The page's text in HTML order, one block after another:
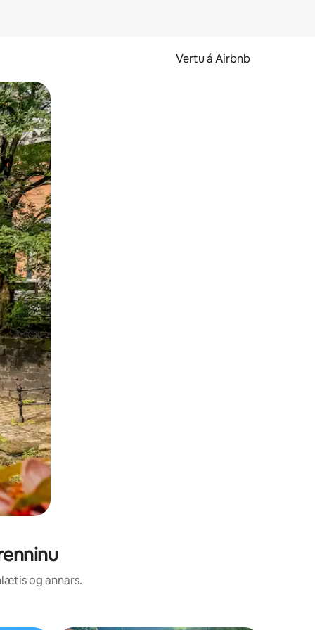
Vertu á Airbnb
og annars.